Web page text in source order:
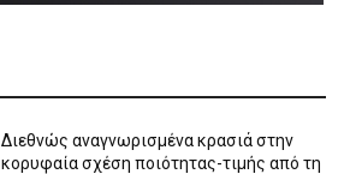
Διεθνώς αναγνωρισμένα κρασιά στην
κορυφαία σχέση ποιότητας-τιμής από τη